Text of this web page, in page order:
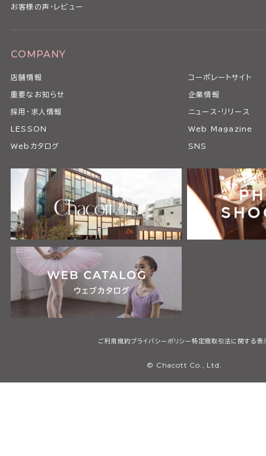
お客様の声・レビュー
COMPANY
店舗情報 コーポレートサイト
重要なお知らせ 企業情報
採用・求人情報 ニュース・リリース
LESSON Web Magazine
Webカタログ SNS
ご利用規約プライバシーポリシー特定商取引法に関する表
© Chacott Co., Ltd.